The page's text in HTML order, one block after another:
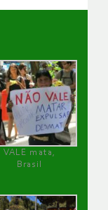
VALE mata,
Brasil